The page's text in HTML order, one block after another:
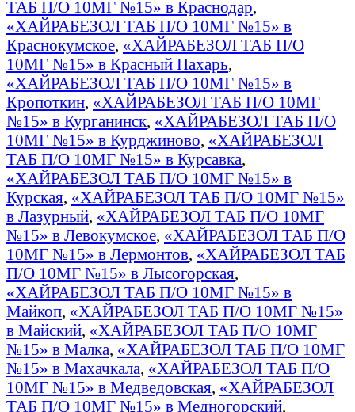
ТАБ П/О 10МГ №15» в Краснодар,
«ХАЙРАБЕЗОЛ ТАБ П/О 10МГ №15» в
Краснокумское, «ХАЙРАБЕЗОЛ ТАБ П/О
10МГ №15» в Красный Пахарь,
«ХАЙРАБЕЗОЛ ТАБ П/О 10МГ №15» в
Кропоткин, «ХАЙРАБЕЗОЛ ТАБ П/О 10МГ
№15» в Курганинск, «ХАЙРАБЕЗОЛ ТАБ П/О
10МГ №15» в Курджиново, «ХАЙРАБЕЗОЛ
ТАБ П/О 10МГ №15» в Курсавка,
«ХАЙРАБЕЗОЛ ТАБ П/О 10МГ №15» в
Курская, «ХАЙРАБЕЗОЛ ТАБ П/О 10МГ №15»
в Лазурный, «ХАЙРАБЕЗОЛ ТАБ П/О 10МГ
№15» в Левокумское, «ХАЙРАБЕЗОЛ ТАБ П/О
10МГ №15» в Лермонтов, «ХАЙРАБЕЗОЛ ТАБ
П/О 10МГ №15» в Лысогорская,
«ХАЙРАБЕЗОЛ ТАБ П/О 10МГ №15» в
Майкоп, «ХАЙРАБЕЗОЛ ТАБ П/О 10МГ №15»
в Майский, «ХАЙРАБЕЗОЛ ТАБ П/О 10МГ
№15» в Малка, «ХАЙРАБЕЗОЛ ТАБ П/О 10МГ
№15» в Махачкала, «ХАЙРАБЕЗОЛ ТАБ П/О
10МГ №15» в Медведовская, «ХАЙРАБЕЗОЛ
ТАБ П/О 10МГ №15» в Медногорский,